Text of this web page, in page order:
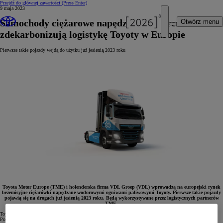
Przejdź do głównej zawartości (Press Enter)
Otwórz menu
9 maja 2023
Samochody ciężarowe napędzane wodorem
zdekarbonizują logistykę Toyoty w Europie
Pierwsze takie pojazdy wejdą do użytku już jesienią 2023 roku
Toyota Motor Europe (TME) i holenderska firma VDL Groep (VDL) wprowadzą na europejski rynek
bezemisyjne ciężarówki napędzane wodorowymi ogniwami paliwowymi Toyoty. Pierwsze takie pojazdy
pojawią się na drogach już jesienią 2023 roku. Będą wykorzystywane przez logistycznych partnerów
TME.
Toyota od lat dąży do dekarbonizacji transportu drogowego, a partnerstwo z VDL ma ten cel przybliżyć.
Pomogą w tym wodorowe ciężarówki, które będą miały do odegrania znaczącą rolę w redukcji emisji CO